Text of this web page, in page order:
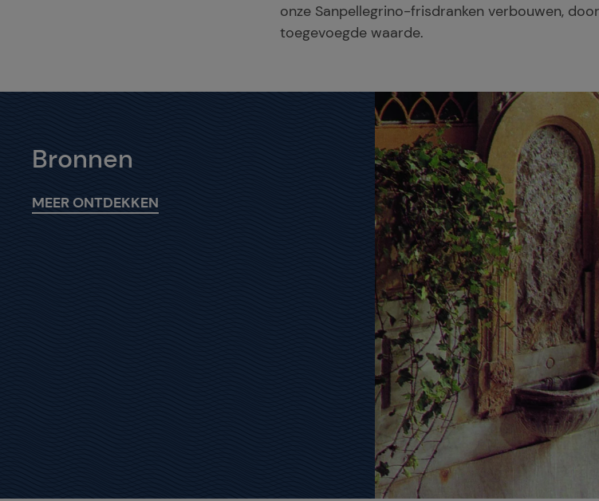
onze Sanpellegrino-frisdranken verbouwen,
toegevoegde waarde.
Bronnen
MEER ONTDEKKEN